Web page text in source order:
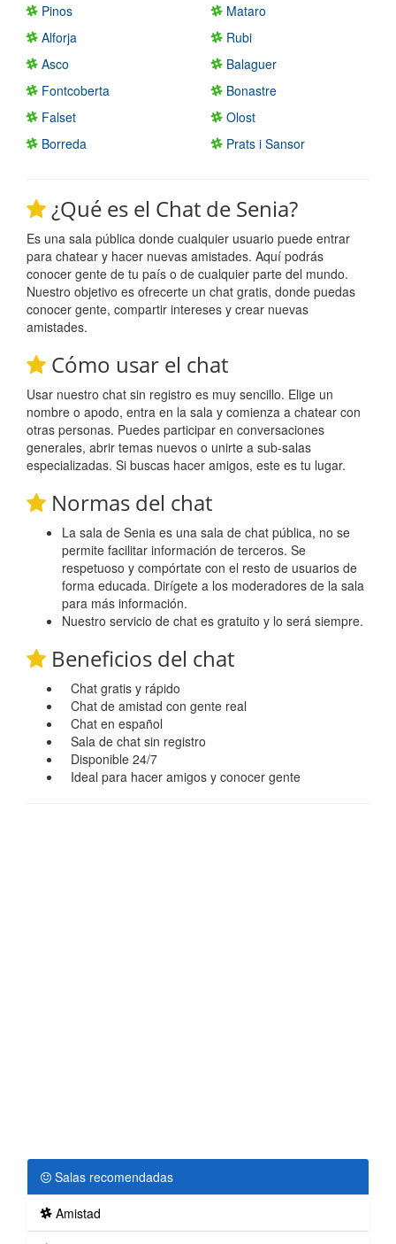
Pinos
Mataro
Alforja
Rubi
Asco
Balaguer
Fontcoberta
Bonastre
Falset
Olost
Borreda
Prats i Sansor
¿Qué es el Chat de Senia?
Es una sala pública donde cualquier usuario puede entrar
para chatear y hacer nuevas amistades. Aquí podrás
conocer gente de tu país o de cualquier parte del mundo.
Nuestro objetivo es ofrecerte un chat gratis, donde puedas
conocer gente, compartir intereses y crear nuevas
amistades.
Cómo usar el chat
Usar nuestro chat sin registro es muy sencillo. Elige un
nombre o apodo, entra en la sala y comienza a chatear con
otras personas. Puedes participar en conversaciones
generales, abrir temas nuevos o unirte a sub-salas
especializadas. Si buscas hacer amigos, este es tu lugar.
Normas del chat
La sala de Senia es una sala de chat pública, no se
permite facilitar información de terceros. Se
respetuoso y compórtate con el resto de usuarios de
forma educada. Dirígete a los moderadores de la sala
para más información.
Nuestro servicio de chat es gratuito y lo será siempre.
Beneficios del chat
Chat gratis y rápido
Chat de amistad con gente real
Chat en español
Sala de chat sin registro
Disponible 24/7
Ideal para hacer amigos y conocer gente
Salas recomendadas
Amistad